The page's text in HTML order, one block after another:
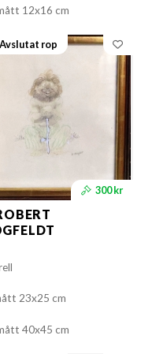
12x16 cm
Avslutat rop
300 kr
23x25 cm
40x45 cm